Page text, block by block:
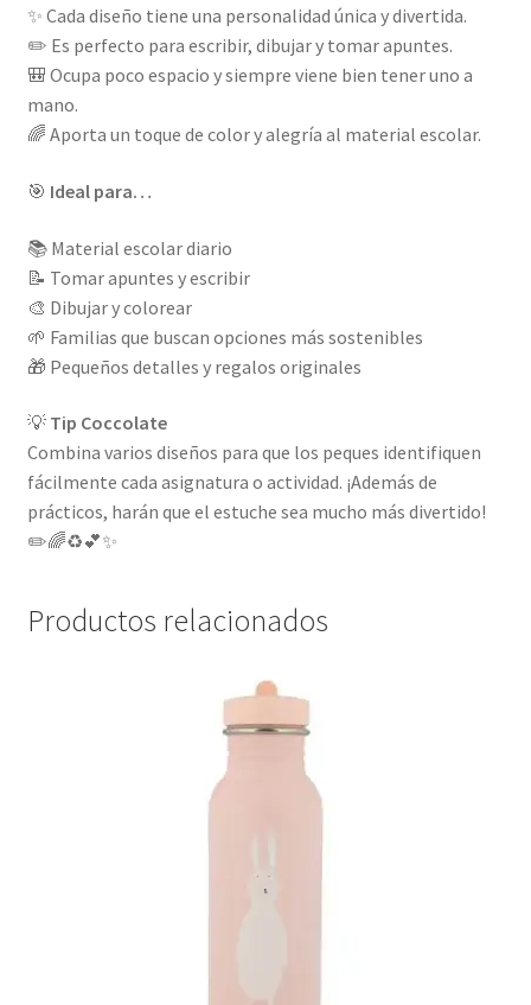
✨ Cada diseño tiene una personalidad única y divertida.
✏️ Es perfecto para escribir, dibujar y tomar apuntes.
🎒 Ocupa poco espacio y siempre viene bien tener uno a
mano.
🌈 Aporta un toque de color y alegría al material escolar.
🎯 Ideal para…
📚 Material escolar diario
📝 Tomar apuntes y escribir
🎨 Dibujar y colorear
🌱 Familias que buscan opciones más sostenibles
🎁 Pequeños detalles y regalos originales
💡 Tip Coccolate
Combina varios diseños para que los peques identifiquen
fácilmente cada asignatura o actividad. ¡Además de
prácticos, harán que el estuche sea mucho más divertido!
✏️🌈♻️💕✨
Productos relacionados